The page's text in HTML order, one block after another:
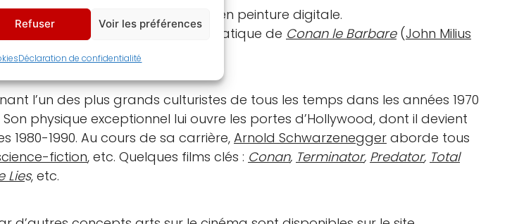
Refuser Voir les préférences
Déclaration de confidentialité
deConan le barbare
, concept art en peinture digitale.
dans son rôle emblématique de Conan le Barbare(John Milius
l’un des plus grands culturistes de tous les temps dans les années 1970
physique exceptionnel lui ouvre les portes d’Hollywood, dont il devient
1980-1990. Au cours de sa carrière, Arnold Schwarzenegger aborde tous
fiction, etc. Quelques films clés : Conan, Terminator, Predator, Total
Lies, etc.